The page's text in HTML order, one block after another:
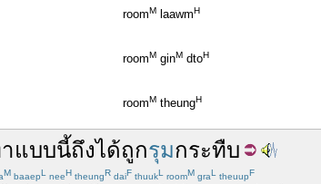
roomM laawmH
roomM ginM dtoH
roomM theungH
แบบนี้ถึงได้ถูกรุมกระทืบ
M baaepL neeH theungR daiF thuukL roomM graL theuupF